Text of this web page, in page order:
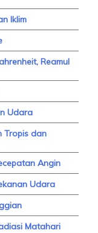
Iklim
Reamul
Udara
Tropis dan
Angin
Udara
Matahari